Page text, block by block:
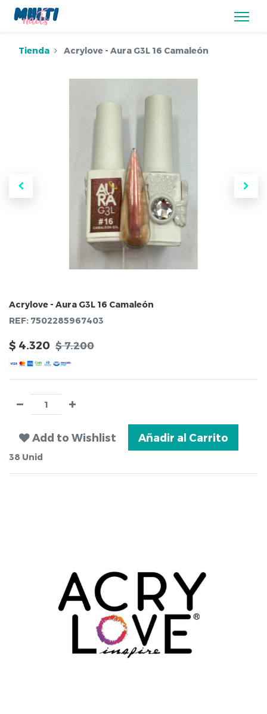
Tienda Acrylove - Aura G3L 16 Camaleón
Acrylove - Aura G3L 16 Camaleón
REF: 7502285967403
$ 4.320 $7.200
Add to Wishlist Añadir al Carrito
38 Unid